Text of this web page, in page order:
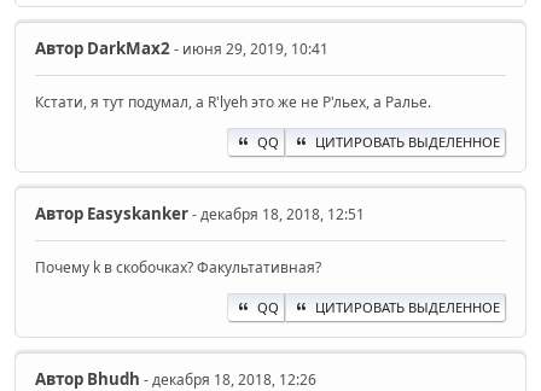
Автор DarkMax2- июня 29, 2019, 10:41
Кстати, я тут подумал, а R'lyeh это же не Р'льех, а Ралье.
QQ ЦИТИРОВАТЬ ВЫДЕЛЕННОЕ
Автор Easyskanker- декабря 18, 2018, 12:51
Почему k в скобочках? Факультативная?
QQ ЦИТИРОВАТЬ ВЫДЕЛЕННОЕ
Автор Bhudh - декабря 18, 2018, 12:26